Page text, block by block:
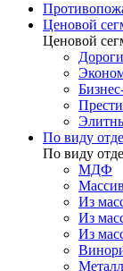
Ценовой
Ценовой
По виду
По виду
МДФ
Из
Из
Из